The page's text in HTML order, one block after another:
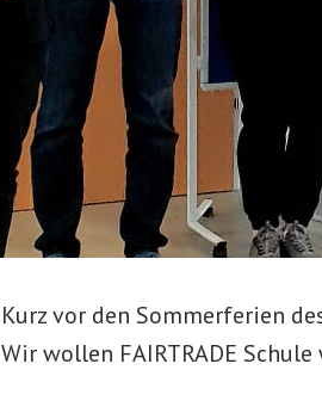
Kurz vor den Sommerferien
Wir wollen FAIRTRADE Schule